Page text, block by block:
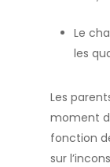
Le
les
Les
moment
fonction
sur